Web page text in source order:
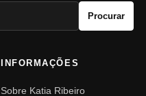
Procurar
INFORMAÇÕES
Sobre Katia Ribeiro